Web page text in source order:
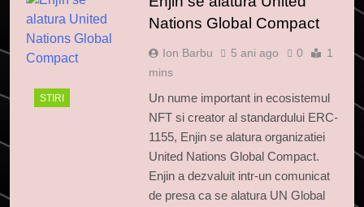
STIRI
Nations Global Compact
Ion Barbu 5 ani ago 0
1
mins
Un nume important in ecosistemul
NFT si creator al standardului ERC-
1155, Enjin se alatura organizatiei
United Nations Global Compact.
Enjin a dezvaluit intr-un comunicat
de presa ca se alatura UN Global